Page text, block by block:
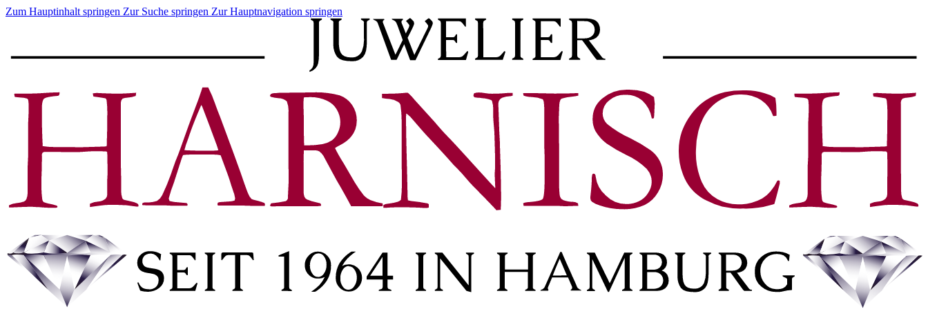
Zum Hauptinhalt springen Zur Suche springen Zur Hauptnavigation springen